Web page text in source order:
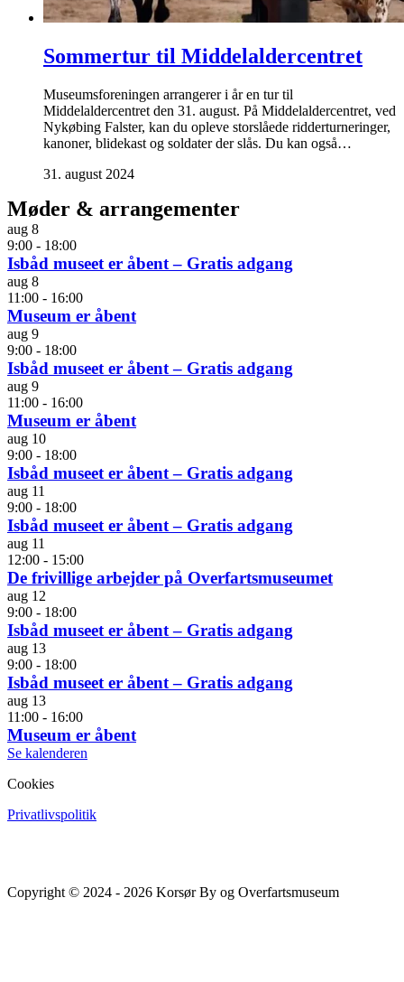
Sommertur til Middelaldercentret
Museumsforeningen arrangerer i år en tur til
Middelaldercentret den 31. august. På Middelaldercentret, ved
Nykøbing Falster, kan du opleve storslåede ridderturneringer,
kanoner, blidekast og soldater der slås. Du kan også…
31. august 2024
Møder & arrangementer
aug 8
9:00 - 18:00
Isbåd museet er åbent – Gratis adgang
aug 8
11:00 - 16:00
Museum er åbent
aug 9
9:00 - 18:00
Isbåd museet er åbent – Gratis adgang
aug 9
11:00 - 16:00
Museum er åbent
aug 10
9:00 - 18:00
Isbåd museet er åbent – Gratis adgang
aug 11
9:00 - 18:00
Isbåd museet er åbent – Gratis adgang
aug 11
12:00 - 15:00
De frivillige arbejder på Overfartsmuseumet
aug 12
9:00 - 18:00
Isbåd museet er åbent – Gratis adgang
aug 13
9:00 - 18:00
Isbåd museet er åbent – Gratis adgang
aug 13
11:00 - 16:00
Museum er åbent
Se kalenderen
Cookies
Privatlivspolitik
Copyright © 2024 - 2026 Korsør By og Overfartsmuseum